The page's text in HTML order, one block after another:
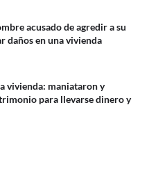
acusado de agredir a su
daños en una vivienda
vivienda: maniataron y
para llevarse dinero y